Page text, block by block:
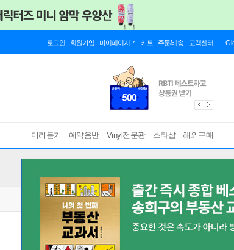
로그인 회원가입 마이페이지 카트 주문/배송 고객센터
미리듣기 예약음반 Vinyl전문관 스타샵 해외구매